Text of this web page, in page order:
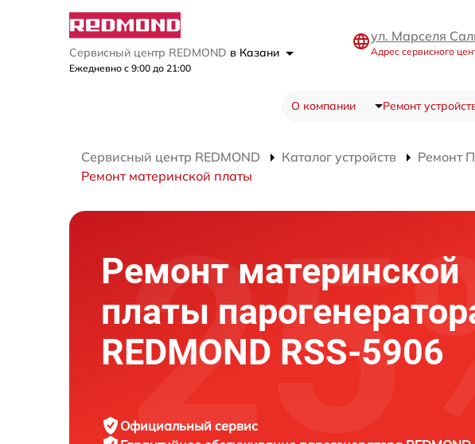
Сервисный центр REDMOND в Казани
Ежедневно с 9:00 до 21:00
ул. Марселя
Адрес сервисного
О компании Ремонт
Сервисный центр REDMOND Каталог устройств Ремонт
Ремонт материнской платы
Ремонт материнской
платы
REDMOND RSS-5906
Официальный сервис